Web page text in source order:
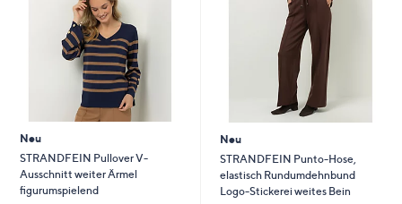
Neu
STRANDFEIN Pullover V-
Ausschnitt weiter Ärmel
figurumspielend
Neu
STRANDFEIN Punto-Hose,
elastisch Rundumdehnbund
Logo-Stickerei weites Bein